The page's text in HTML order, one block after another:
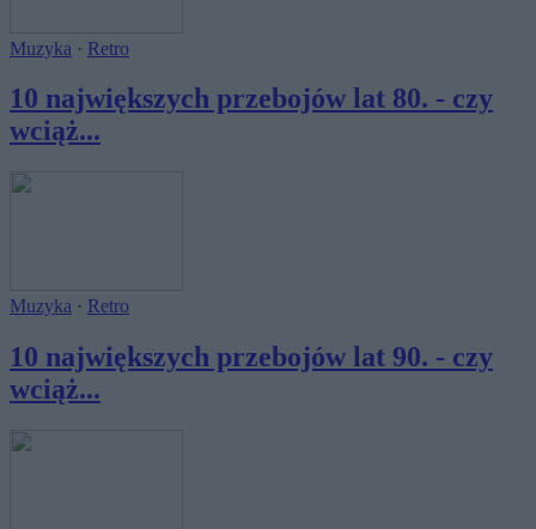
Muzyka · Retro
10 największych przebojów lat 80. - czy
wciąż...
Muzyka · Retro
10 największych przebojów lat 90. - czy
wciąż...